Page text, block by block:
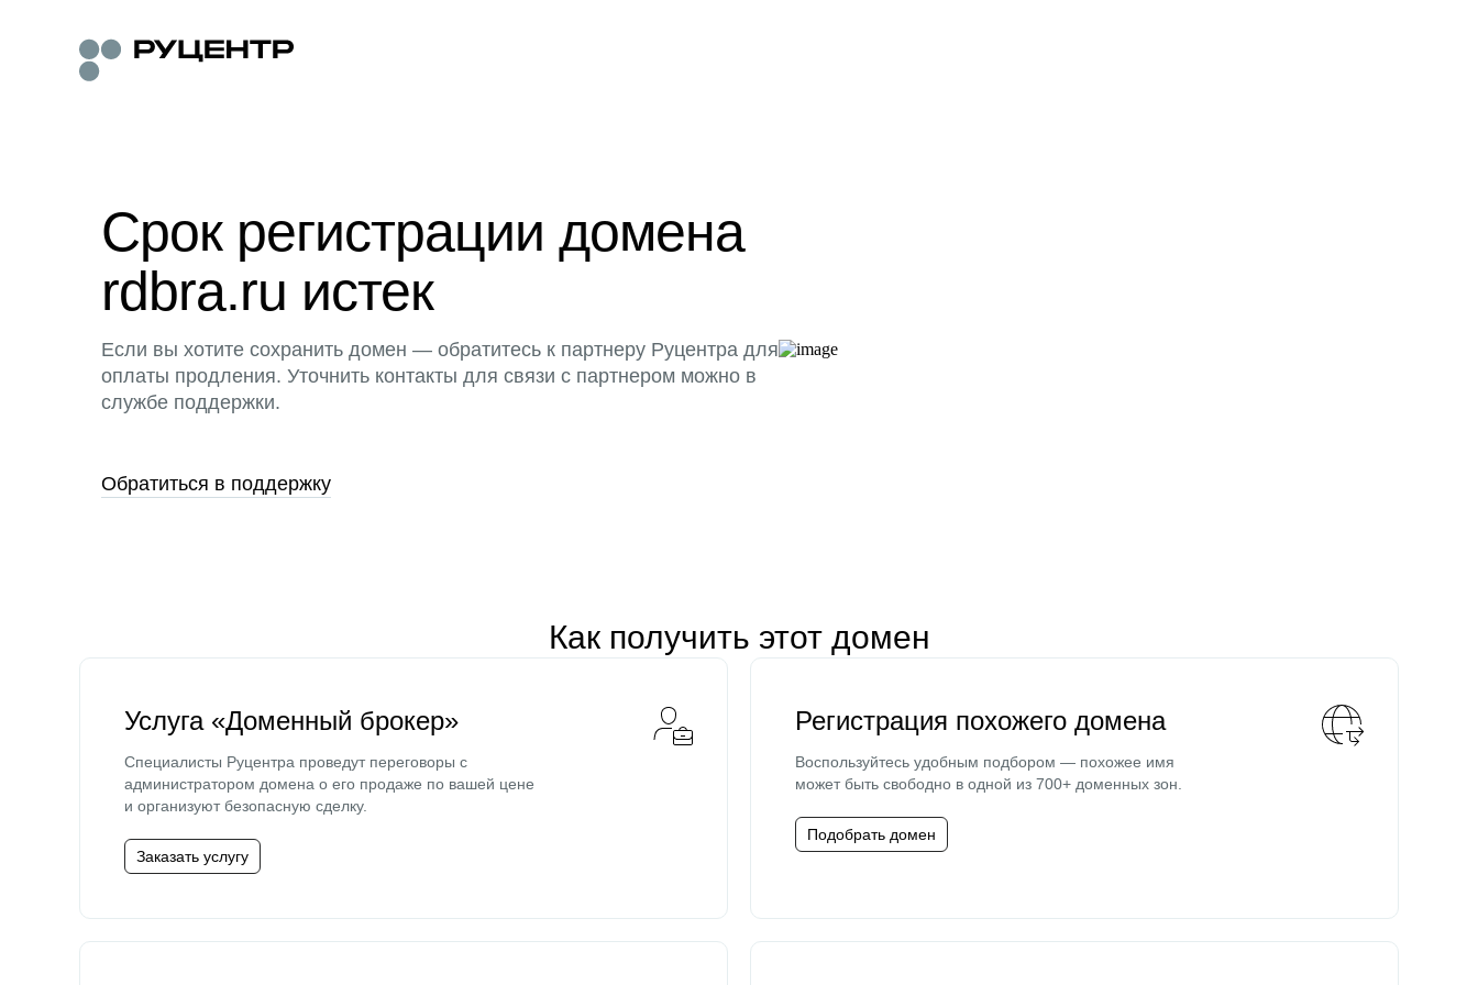
Срок регистрации домена
rdbra.ru истек
Если вы хотите сохранить домен — обратитесь к партнеру Руцентра для
оплаты продления. Уточнить контакты для связи с партнером можно в
службе поддержки.
Обратиться в поддержку
Как получить этот домен
Услуга «Доменный брокер»
Специалисты Руцентра проведут переговоры с
администратором домена о его продаже по вашей цене
и организуют безопасную сделку.
Заказать услугу
Регистрация похожего домена
Воспользуйтесь удобным подбором — похожее имя
может быть свободно в одной из 700+ доменных зон.
Подобрать домен